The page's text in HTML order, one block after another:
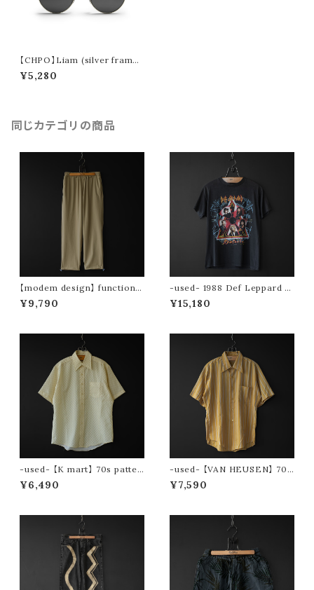
【CHPO】Liam (silver frame
and a black lense) 16132AF
¥5,280
同じカテゴリの商品
【modem design】 functional
drawstring pants (beige)
¥9,790
-used- 1988 Def Leppard to
ur tee (Hysteria)
¥15,180
-used- 【K mart】 70s patter
n s/s shirt
¥6,490
-used- 【VAN HEUSEN】 70s
stripe s/s shirt
¥7,590